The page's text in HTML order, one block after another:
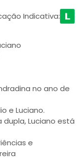
Indicativa:
no ano de
e Luciano.
Luciano está
e